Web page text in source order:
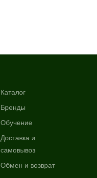
Каталог
Бренды
Обучение
Доставка и
самовывоз
Обмен и возврат